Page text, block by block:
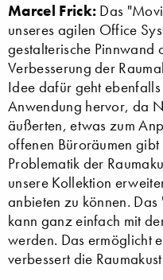
Marcel Frick: Das
unseres agilen Office
gestalterische Pinnwand
Verbesserung der
Idee dafür geht
Anwendung hervor, da
äußerten, etwas zum
offenen Büroräumen
Problematik der
unsere Kollektion
anbieten zu können.
kann ganz einfach mit
werden. Das ermöglicht
verbessert die